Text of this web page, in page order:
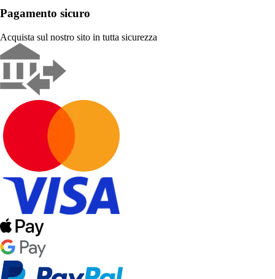
Pagamento sicuro
Acquista sul nostro sito in tutta sicurezza